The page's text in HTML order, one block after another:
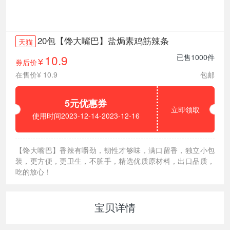
天猫 20包【馋大嘴巴】盐焗素鸡筋辣条
券后价¥ 10.9
已售1000件
在售价¥ 10.9
包邮
5元优惠券
使用时间2023-12-14-2023-12-16
立即领取
【馋大嘴巴】香辣有嚼劲，韧性才够味，满口留香，独立小包
装，更方便，更卫生，不脏手，精选优质原材料，出口品质，
吃的放心！
宝贝详情